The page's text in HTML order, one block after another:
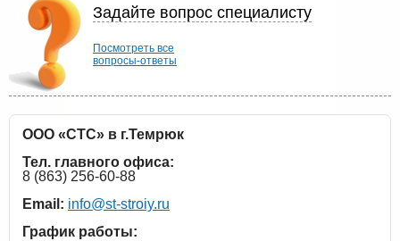
Задайте вопрос специалисту
Посмотреть все
вопросы-ответы
ООО «СТС» в г.Темрюк
Тел. главного офиса:
8 (863) 256-60-88
Email: info@st-stroiy.ru
График работы: